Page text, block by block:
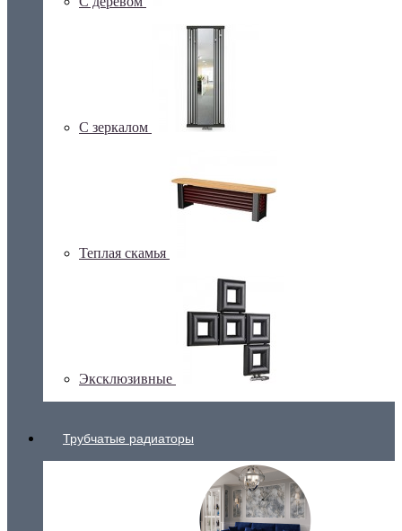
С зеркалом
Теплая скамья
Эксклюзивные
Трубчатые радиаторы